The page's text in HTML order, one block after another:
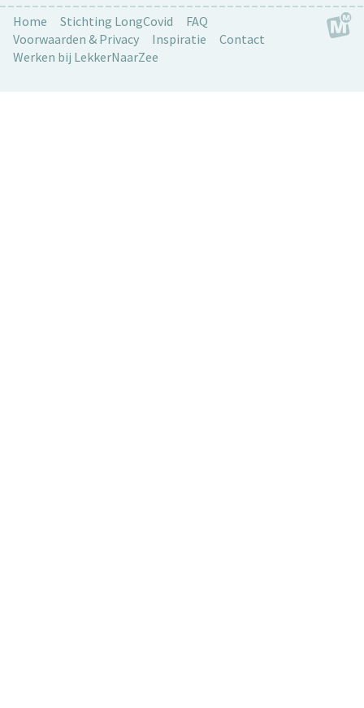
Home Stichting LongCovid
FAQ
Voorwaarden & Privacy
Inspiratie
Contact
Werken bij LekkerNaarZee